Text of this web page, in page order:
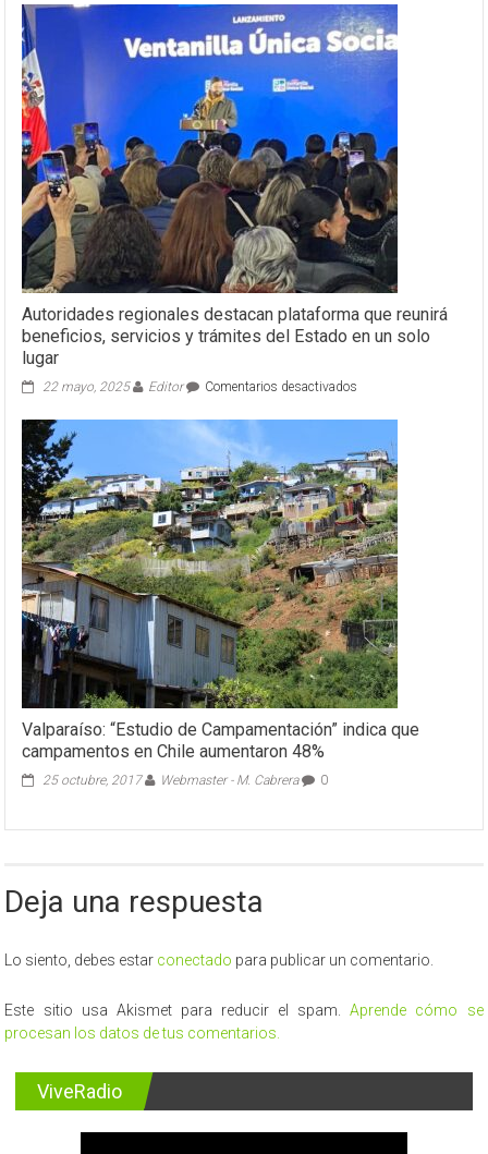
Autoridades regionales destacan plataforma que reunirá
beneficios, servicios y trámites del Estado en un solo
lugar
22 mayo, 2025 Editor Comentarios desactivados
destacan
plataforma
que
reunirá
beneficios,
servicios
y
trámites
del
Estado
en
un
solo
lugar
Valparaíso: “Estudio de Campamentación” indica que
campamentos en Chile aumentaron 48%
25 octubre, 2017 Webmaster - M. Cabrera 0
Deja una respuesta
Lo siento, debes estar conectado para publicar un comentario.
Este sitio usa Akismet para reducir el spam.Aprende cómo se
procesan los datos de tus comentarios.
ViveRadio